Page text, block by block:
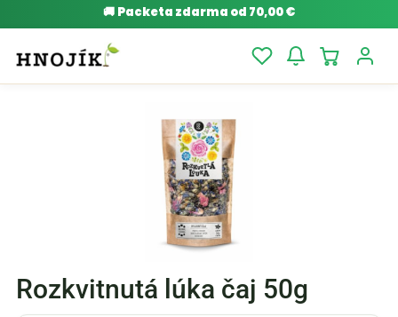
🚚 Packeta zdarma od 70,00 €
Rozkvitnutá lúka čaj 50g